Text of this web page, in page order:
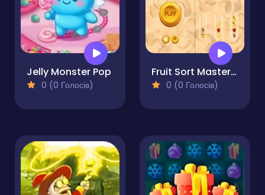
Jelly Monster Pop
0 (0 Голосів)
Fruit Sort Master Pro
0 (0 Голосів)